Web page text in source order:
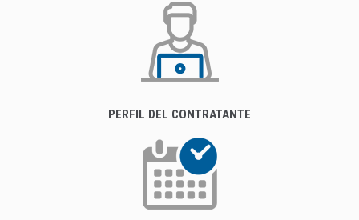
PERFIL DEL CONTRATANTE